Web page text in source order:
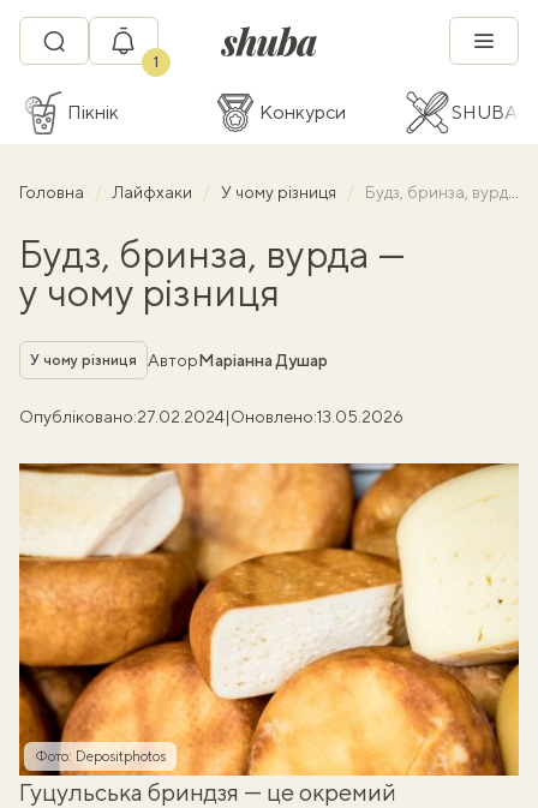
1
Пікнік Конкурси SHUBA
Головна Лайфхаки У чому різниця Будз, бринза, вурда — у чому різниця
Будз, бринза, вурда —
у чому різниця
Рубрика
У чому різниця АвторМаріанна Душар
Опубліковано:27.02.2024|Оновлено:13.05.2026
Фото: Depositphotos
Гуцульська бриндзя — це окремий